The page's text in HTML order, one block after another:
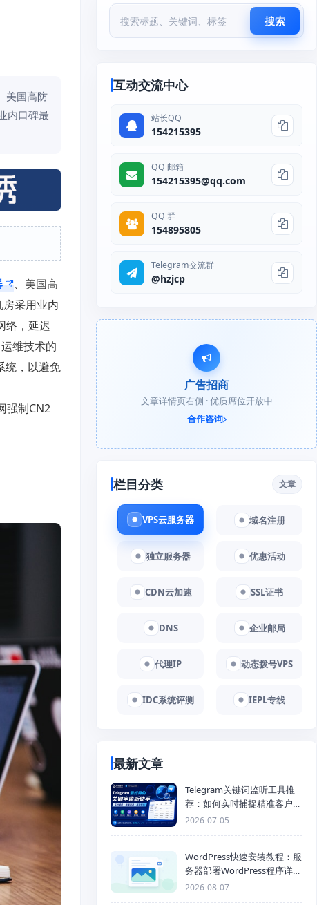
美国高防
内口碑最
、美国高
采用业内
络，延迟
维技术的
统，以避免
强制CN2
搜索
互动交流中心
站长QQ
154215395
QQ 邮箱
154215395@qq.com
QQ 群
154895805
Telegram交流群
@hzjcp
广告招商
文章详情页右侧 · 优质席位开放中
合作咨询
栏目分类 文章
VPS云服务器 域名注册
独立服务器 优惠活动
CDN云加速 SSL证书
DNS 企业邮局
代理IP 动态拨号VPS
IDC系统评测 IEPL专线
最新文章
Telegram关键词监听工具推
荐：如何实时捕捉精准客户，
提高获客效率？
2026-07-05
WordPress快速安装教程：服
务器部署WordPress程序详细
步骤
2026-08-07